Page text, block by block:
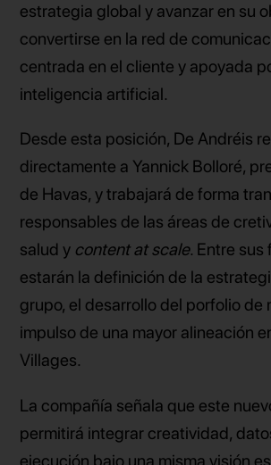
estrategia global y avanzar en su
convertirse en la red de
centrada en el cliente y apoyada
inteligencia artificial.
Desde esta posición, De Andréis
directamente a Yannick Bolloré,
de Havas, y trabajará de forma
responsables de las áreas de
salud y content at scale. Entre sus
estarán la definición de la
grupo, el desarrollo del porfolio de
impulso de una mayor alineación
Villages.
La compañía señala que este
permitirá integrar creatividad,
ejecución bajo una misma visión